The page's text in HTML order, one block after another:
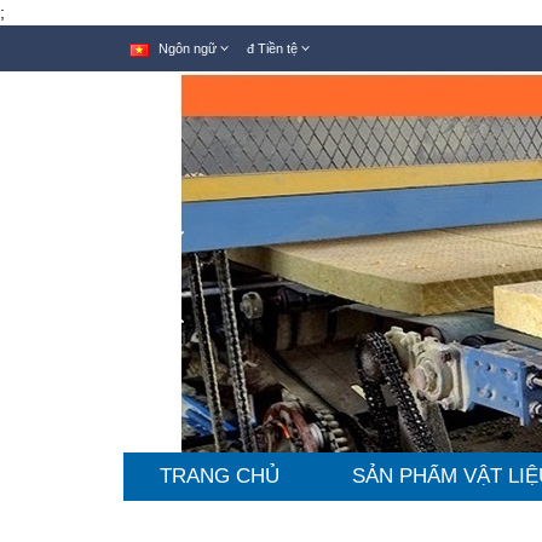
;
Ngôn ngữ đ Tiền tệ
TRANG CHỦ SẢN PHẨM VẬT